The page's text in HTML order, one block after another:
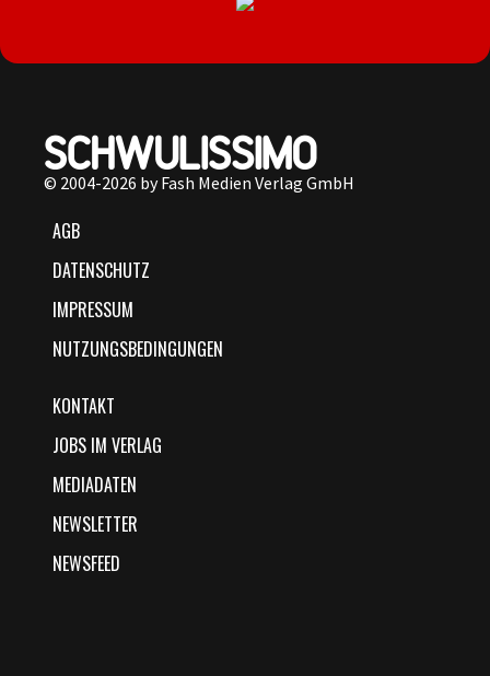
© 2004-2026 by Fash Medien Verlag GmbH
AGB
DATENSCHUTZ
IMPRESSUM
NUTZUNGSBEDINGUNGEN
KONTAKT
JOBS IM VERLAG
MEDIADATEN
NEWSLETTER
NEWSFEED